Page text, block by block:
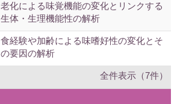
老化による味覚機能の変化とリンクする
生体・生理機能性の解析
食経験や加齢による味嗜好性の変化とそ
の要因の解析
全件表示（7件）